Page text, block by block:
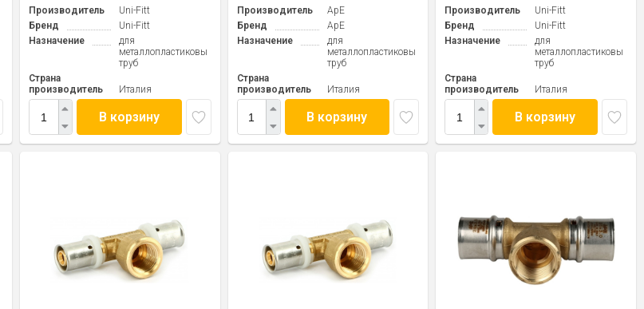
Производитель
Uni-Fitt
Бренд
Uni-Fitt
Назначение
для
металлопластиковых
труб
Страна
производитель
Италия
В корзину
Производитель
ApE
Бренд
ApE
Назначение
для
металлопластиковых
труб
Страна
производитель
Италия
В корзину
Производитель
Uni-Fitt
Бренд
Uni-Fitt
Назначение
для
металлопластиковых
труб
Страна
производитель
Италия
В корзину